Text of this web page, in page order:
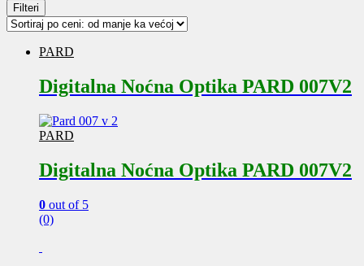
Filteri
PARD
Digitalna Noćna Optika PARD 007V2
PARD
Digitalna Noćna Optika PARD 007V2
0 out of 5
(0)